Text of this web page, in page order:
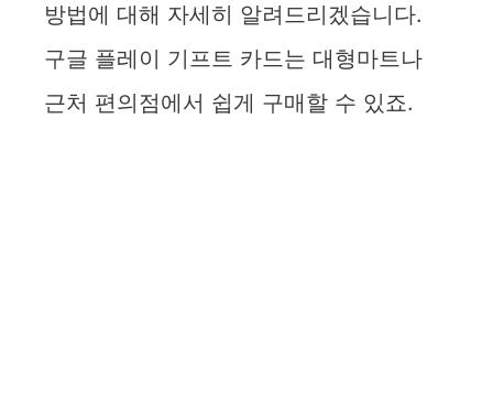
방법에 대해 자세히 알려드리겠습니다.
구글 플레이 기프트 카드는 대형마트나
근처 편의점에서 쉽게 구매할 수 있죠.